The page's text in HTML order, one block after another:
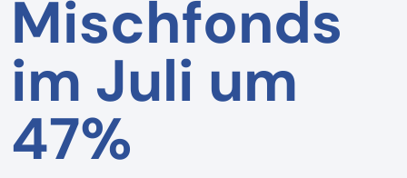
Mischfonds
im Juli um
47%